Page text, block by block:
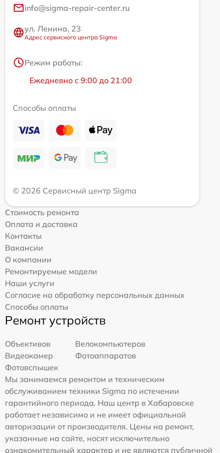
info@sigma-repair-center.ru
ул. Ленина, 23
Адрес сервисного центра Sigma
Режим работы:
Ежедневно с 9:00 до 21:00
Способы оплаты
© 2026 Сервисный центр Sigma
Стоимость ремонта
Оплата и доставка
Контакты
Вакансии
О компании
Ремонтируемые модели
Наши услуги
Согласие на обработку персональных данных
Способы оплаты
Ремонт устройств
Объективов
Велокомпьютеров
Видеокамер
Фотоаппаратов
Фотовспышек
Мы занимаемся ремонтом и техническим
обслуживанием техники Sigma по истечении
гарантийного периода. Наш центр в Хабаровске
работает независимо и не имеет официальной
авторизации от производителя. Цены на ремонт,
указанные на сайте, носят исключительно
ознакомительный характер и не являются публичной